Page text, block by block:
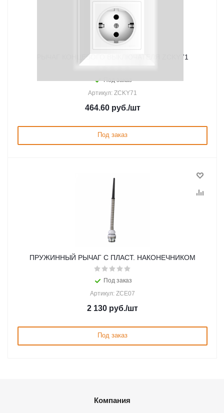
РЫЧАГ КОНЦЕВОГО ВЫКЛЮЧАТЕЛЯ ZCKY71
Под заказ
Артикул: ZCKY71
464.60руб./шт
Под заказ
ПРУЖИННЫЙ РЫЧАГ С ПЛАСТ. НАКОНЕЧНИКОМ
Под заказ
Артикул: ZCE07
2 130 руб./шт
Под заказ
Компания